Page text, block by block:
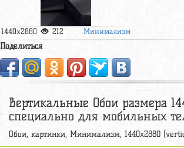
1440x2880 212 Минимализм
Поделиться
Вертикальные Обои размера
специально для мобильных
Обои, картинки, Минимализм, 1440x2880